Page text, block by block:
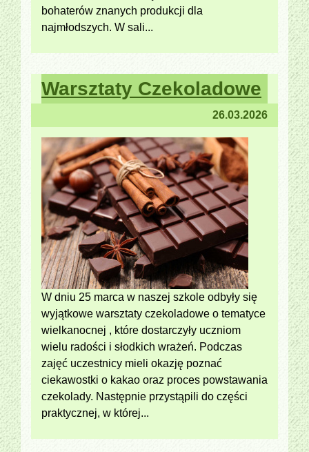
bohaterów znanych produkcji dla
najmłodszych. W sali...
Warsztaty Czekoladowe
26.03.2026
W dniu 25 marca w naszej szkole odbyły się
wyjątkowe warsztaty czekoladowe o tematyce
wielkanocnej , które dostarczyły uczniom
wielu radości i słodkich wrażeń. Podczas
zajęć uczestnicy mieli okazję poznać
ciekawostki o kakao oraz proces powstawania
czekolady. Następnie przystąpili do części
praktycznej, w której...